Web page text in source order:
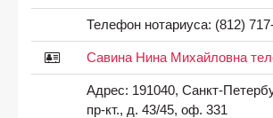
Телефон нотариуса: (812)
Савина Нина Михайловна
Адрес: 191040, Санкт-
пр-кт., д. 43/45, оф. 331